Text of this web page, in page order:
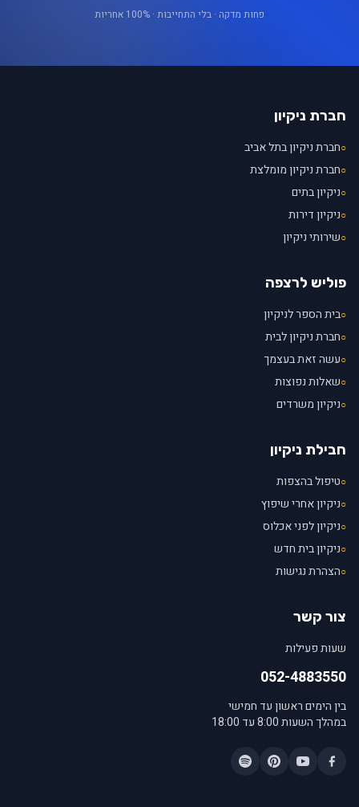
פחות מדקה · בלי התחייבות · 100% אחריות
חברת ניקיון
○חברת ניקיון בתל אביב
○חברת ניקיון מומלצת
○ניקיון בתים
○ניקיון דירות
○שירותי ניקיון
פוליש לרצפה
○בית הספר לניקיון
○חברת ניקיון לבית
○עשה זאת בעצמך
○שאלות נפוצות
○ניקיון משרדים
חבילת ניקיון
○טיפול בהצפות
○ניקיון אחרי שיפוץ
○ניקיון לפני אכלוס
○ניקיון בית חדש
○הצהרת נגישות
צור קשר
שעות פעילות
052-4883550
בין הימים ראשון עד חמישי
במהלך השעות 8:00 עד 18:00